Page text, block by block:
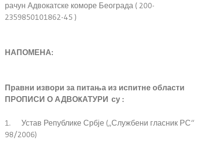
рачун Адвокатске коморе Београда ( 200-
2359850101862-45 )
НАПОМЕНА:
Правни извори за питања из испитне области
ПРОПИСИ О АДВОKАТУРИ су :
1. Устав Републике Србје („Службени гласник РС“
98/2006)